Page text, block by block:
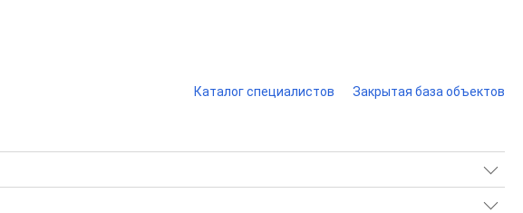
Каталог специалистов Закрытая база объектов